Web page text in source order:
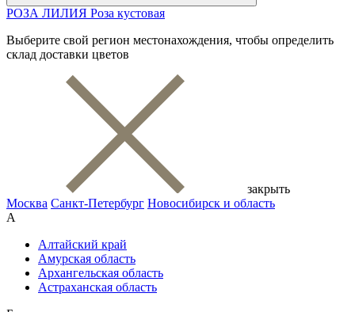
РОЗА ЛИЛИЯ Роза кустовая
Выберите свой регион местонахождения, чтобы определить
склад доставки цветов
закрыть
Москва Санкт-Петербург Новосибирск и область
А
Алтайский край
Амурская область
Архангельская область
Астраханская область